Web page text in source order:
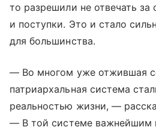
то разрешили не отвечать за
и поступки. Это и стало
для большинства.
— Во многом уже отжившая
патриархальная система
реальностью жизни, —
— В той системе важнейшим